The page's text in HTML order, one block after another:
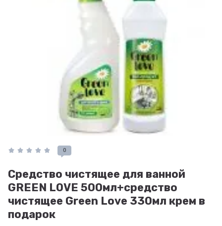
0
Средство чистящее для ванной
GREEN LOVE 500мл+средство
чистящее Green Love 330мл крем в
подарок